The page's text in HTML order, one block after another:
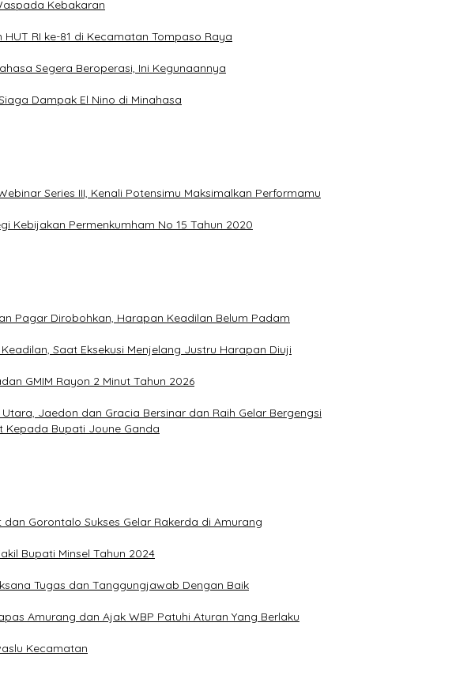
Kebakaran
RI ke-81 di Kecamatan Tompaso Raya
Segera Beroperasi, Ini Kegunaannya
Dampak El Nino di Minahasa
Series III, Kenali Potensimu Maksimalkan Performamu
Kebijakan Permenkumham No 15 Tahun 2020
Pagar Dirobohkan, Harapan Keadilan Belum Padam
Saat Eksekusi Menjelang Justru Harapan Diuji
GMIM Rayon 2 Minut Tahun 2026
Jaedon dan Gracia Bersinar dan Raih Gelar Bergengsi
Kepada Bupati Joune Ganda
dan Gorontalo Sukses Gelar Rakerda di Amurang
Bupati Minsel Tahun 2024
Tugas dan Tanggungjawab Dengan Baik
Amurang dan Ajak WBP Patuhi Aturan Yang Berlaku
Kecamatan